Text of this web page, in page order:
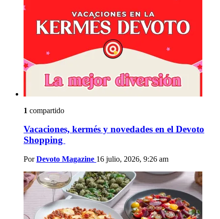
1 compartido
Vacaciones, kermés y novedades en el Devoto
Shopping
Por Devoto Magazine 16 julio, 2026, 9:26 am